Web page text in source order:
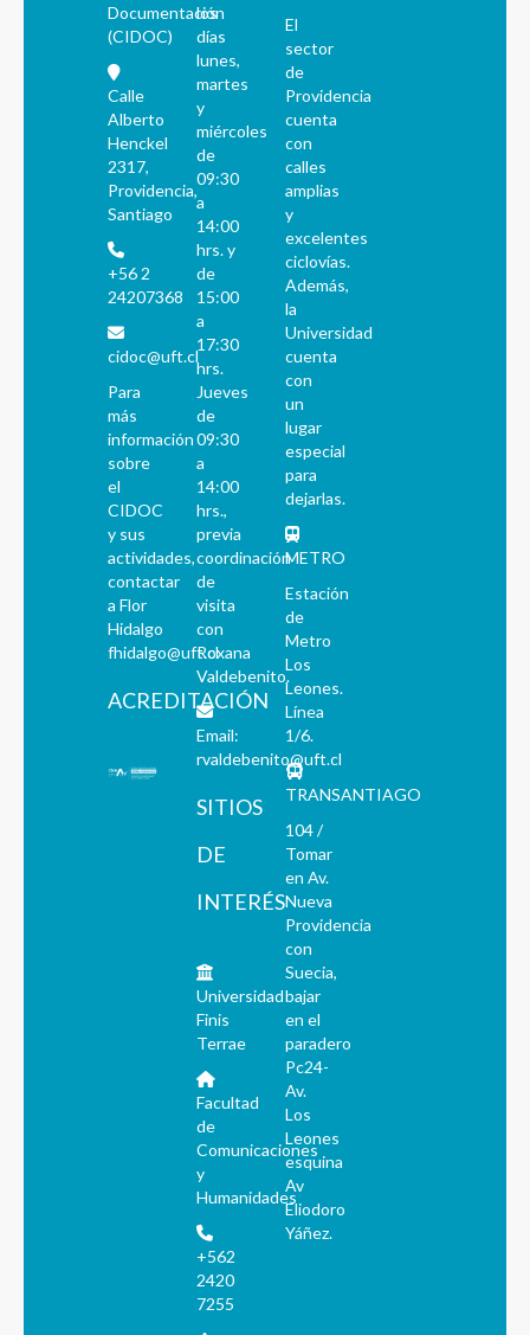
Documentación
(CIDOC)
Calle
Alberto
Henckel
2317,
Providencia,
Santiago
+56 2
24207368
cidoc@uft.cl
Para
más
información
sobre
el
CIDOC
y sus
actividades,
contactar
a Flor
Hidalgo
fhidalgo@uft.cl
ACREDITACIÓN
los
días
lunes,
martes
y
miércoles
de
09:30
a
14:00
hrs. y
de
15:00
a
17:30
hrs.
Jueves
de
09:30
a
14:00
hrs.,
previa
coordinación
de
visita
con
Roxana
Valdebenito.
Email:
rvaldebenito@uft.cl
SITIOS
DE
INTERÉS
Universidad
Finis
Terrae
Facultad
de
Comunicaciones
y
Humanidades
+562
2420
7255
El
sector
de
Providencia
cuenta
con
calles
amplias
y
excelentes
ciclovías.
Además,
la
Universidad
cuenta
con
un
lugar
especial
para
dejarlas.
METRO
Estación
de
Metro
Los
Leones.
Línea
1/6.
TRANSANTIAGO
104 /
Tomar
en Av.
Nueva
Providencia
con
Suecia,
bajar
en el
paradero
Pc24-
Av.
Los
Leones
esquina
Av
Eliodoro
Yáñez.